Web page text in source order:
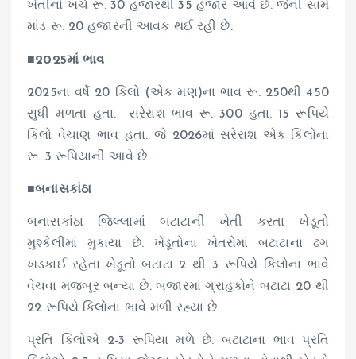
ખેતીનો ખર્ચ રૂ. 30 હજારથી 35 હજાર આવે છે. જેની સામે
માંડ રૂ. 20 હજારની આવક થઈ રહી છે.
■2025માં ભાવ
2025ના વર્ષે 20 કિલો (એક મણ)ના ભાવ રૂ. 250થી 450
સુધી મળતા હતા. સરેરાશ ભાવ રૂ. 300 હતા. 15 રૂપિયે
કિલો વેચાણ ભાવ હતા. જે 2026માં સરેરાશ એક કિલોના
રૂ. 3 રૂપિયાની આવે છે.
■બનાસકાંઠા
બનાસકાંઠા જિલ્લામાં બટાટાની ખેતી કરતા ખેડૂતો
મુશ્કેલીમાં મુકાયા છે. ખેડૂતોના ખેતરોમાં બટાટાના ઢગ
ખડકાઈ રહેતા ખેડૂતો બટાટા 2 થી 3 રૂપિયે કિલોના ભાવે
વેચવા મજબૂર બન્યા છે. બજારમાં ગ્રાહકોને બટાટા 20 થી
22 રૂપિયે કિલોના ભાવે મળી રહ્યા છે.
પ્રતિ કિલોએ 2-3 રૂપિયા મળે છે. બટાટાના ભાવ પ્રતિ